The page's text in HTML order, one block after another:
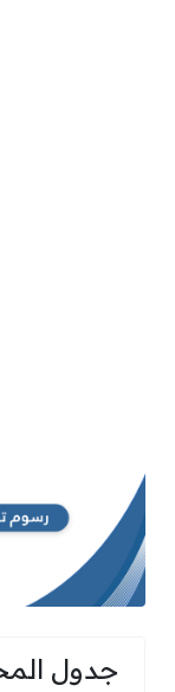
جدول